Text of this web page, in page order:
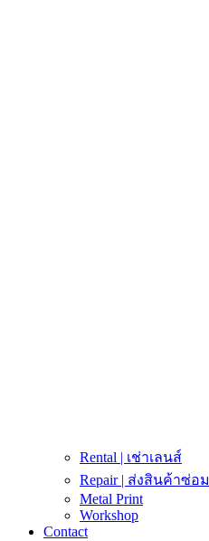
Rental | เช่าเลนส์
Repair | ส่งสินค้าซ่อม
Metal Print
Workshop
Contact